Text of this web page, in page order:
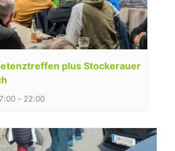
plus Stockerauer
- 22:00